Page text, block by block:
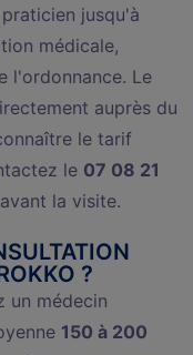
jusqu'à
médicale,
l'ordonnance. Le
auprès du
le tarif
le 07 08 21
la visite.
?
un médecin
150 à 200